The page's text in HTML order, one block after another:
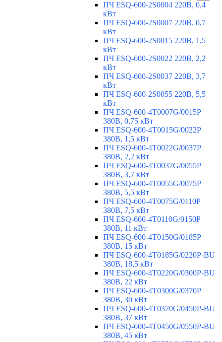
ПЧ ESQ-600-2S0004 220В, 0,4
кВт
ПЧ ESQ-600-2S0007 220В, 0,7
кВт
ПЧ ESQ-600-2S0015 220В, 1,5
кВт
ПЧ ESQ-600-2S0022 220В, 2,2
кВт
ПЧ ESQ-600-2S0037 220В, 3,7
кВт
ПЧ ESQ-600-2S0055 220В, 5,5
кВт
ПЧ ESQ-600-4T0007G/0015P
380В, 0,75 кВт
ПЧ ESQ-600-4T0015G/0022P
380В, 1,5 кВт
ПЧ ESQ-600-4T0022G/0037P
380В, 2,2 кВт
ПЧ ESQ-600-4T0037G/0055P
380В, 3,7 кВт
ПЧ ESQ-600-4T0055G/0075P
380В, 5,5 кВт
ПЧ ESQ-600-4T0075G/0110P
380В, 7,5 кВт
ПЧ ESQ-600-4T0110G/0150P
380В, 11 кВт
ПЧ ESQ-600-4T0150G/0185P
380В, 15 кВт
ПЧ ESQ-600-4T0185G/0220P-BU
380В, 18,5 кВт
ПЧ ESQ-600-4T0220G/0300P-BU
380В, 22 кВт
ПЧ ESQ-600-4T0300G/0370P
380В, 30 кВт
ПЧ ESQ-600-4T0370G/0450P-BU
380В, 37 кВт
ПЧ ESQ-600-4T0450G/0550P-BU
380В, 45 кВт